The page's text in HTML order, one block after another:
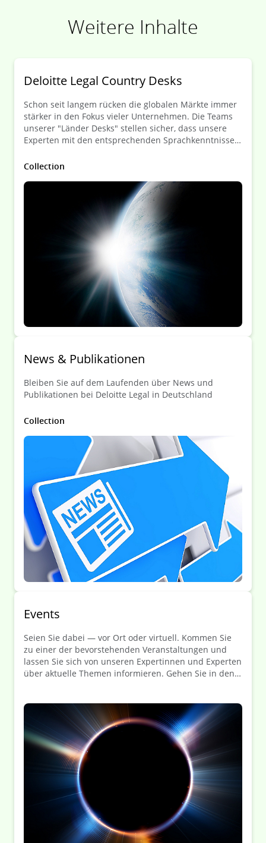
Summer Special 2022 – Episode 8: Czech
Summer Special 2022 – Episode 7: French
Summer Special 2021 – Episode 6: Czech
Desk
Summer Special 2021 – Episode 5: Spanish
Desk
Summer Special 2021 – Episode 4: Japan
Summer Special 2021 – Episode 3: China
Summer Special 2021 – Episode 2: Israel
Desk
Summer Special 2021 – Episode 1: Dutch
Desk
Weitere Inhalte
Deloitte Legal Country Desks
Schon seit langem rücken die globalen Märkte immer
stärker in den Fokus vieler Unternehmen. Die Teams
unserer "Länder Desks" stellen sicher, dass unsere
Experten mit den entsprechenden Sprachkenntnissen
bestmöglichen Erfolg für unsere Mandanten erzielen.
Collection
News & Publikationen
Bleiben Sie auf dem Laufenden über News und
Publikationen bei Deloitte Legal in Deutschland
Collection
Events
Seien Sie dabei — vor Ort oder virtuell. Kommen Sie
zu einer der bevorstehenden Veranstaltungen und
lassen Sie sich von unseren Expertinnen und Experten
über aktuelle Themen informieren. Gehen Sie in den